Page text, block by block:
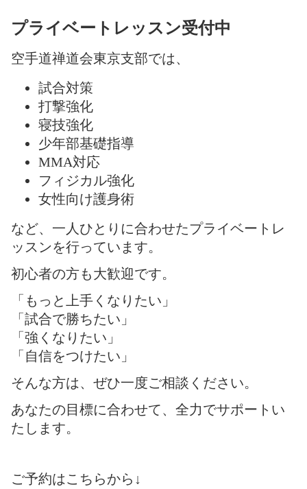
プライベートレッスン受付中
空手道禅道会東京支部では、
試合対策
打撃強化
寝技強化
少年部基礎指導
MMA対応
フィジカル強化
女性向け護身術
など、一人ひとりに合わせたプライベートレ
ッスンを行っています。
初心者の方も大歓迎です。
「もっと上手くなりたい」
「試合で勝ちたい」
「強くなりたい」
「自信をつけたい」
そんな方は、ぜひ一度ご相談ください。
あなたの目標に合わせて、全力でサポートい
たします。
ご予約はこちらから↓